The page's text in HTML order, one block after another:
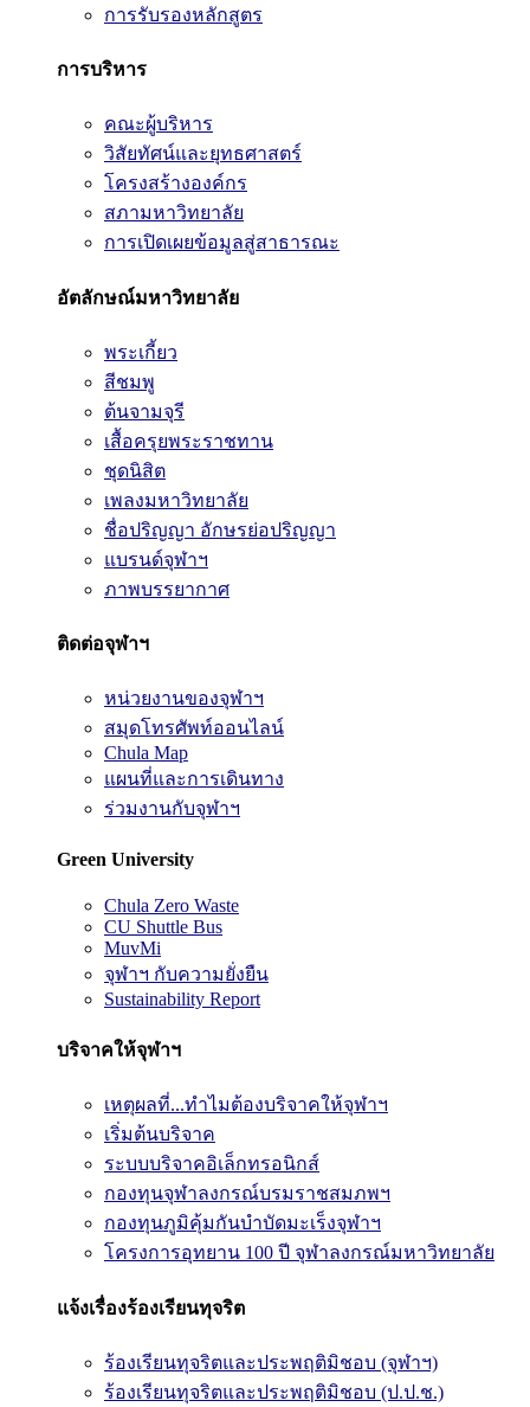
การรับรองหลักสูตร
การบริหาร
คณะผู้บริหาร
วิสัยทัศน์และยุทธศาสตร์
โครงสร้างองค์กร
สภามหาวิทยาลัย
การเปิดเผยข้อมูลสู่สาธารณะ
อัตลักษณ์มหาวิทยาลัย
พระเกี้ยว
สีชมพู
ต้นจามจุรี
เสื้อครุยพระราชทาน
ชุดนิสิต
เพลงมหาวิทยาลัย
ชื่อปริญญา อักษรย่อปริญญา
แบรนด์จุฬาฯ
ภาพบรรยากาศ
ติดต่อจุฬาฯ
หน่วยงานของจุฬาฯ
สมุดโทรศัพท์ออนไลน์
Chula Map
แผนที่และการเดินทาง
ร่วมงานกับจุฬาฯ
Green University
Chula Zero Waste
CU Shuttle Bus
MuvMi
จุฬาฯ กับความยั่งยืน
Sustainability Report
บริจาคให้จุฬาฯ
เหตุผลที่...ทำไมต้องบริจาคให้จุฬาฯ
เริ่มต้นบริจาค
ระบบบริจาคอิเล็กทรอนิกส์
กองทุนจุฬาลงกรณ์บรมราชสมภพฯ
กองทุนภูมิคุ้มกันบำบัดมะเร็งจุฬาฯ
โครงการอุทยาน 100 ปี จุฬาลงกรณ์มหาวิทยาลัย
แจ้งเรื่องร้องเรียนทุจริต
ร้องเรียนทุจริตและประพฤติมิชอบ (จุฬาฯ)
ร้องเรียนทุจริตและประพฤติมิชอบ (ป.ป.ช.)